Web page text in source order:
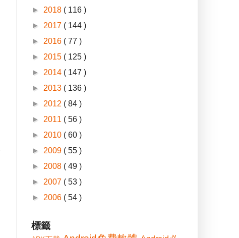
► 2018 ( 116 )
► 2017 ( 144 )
► 2016 ( 77 )
► 2015 ( 125 )
► 2014 ( 147 )
► 2013 ( 136 )
► 2012 ( 84 )
► 2011 ( 56 )
► 2010 ( 60 )
► 2009 ( 55 )
► 2008 ( 49 )
► 2007 ( 53 )
► 2006 ( 54 )
標籤